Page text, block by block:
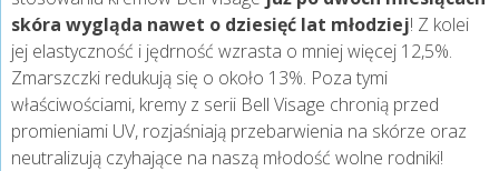
skóra wygląda nawet o dziesięć lat młodziej! Z kolei
jej elastyczność i jędrność wzrasta o mniej więcej 12,5%.
Zmarszczki redukują się o około 13%. Poza tymi
właściwościami, kremy z serii Bell Visage chronią przed
promieniami UV, rozjaśniają przebarwienia na skórze oraz
neutralizują czyhające na naszą młodość wolne rodniki!